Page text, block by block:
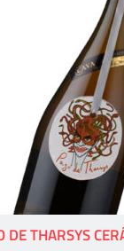
DE THARSYS